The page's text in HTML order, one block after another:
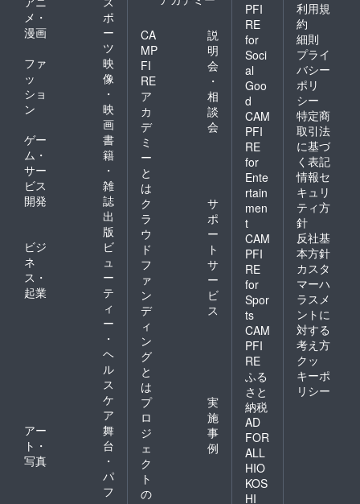
メ・
漫画
ポ
ー
ツ
ファ
ッ
ショ
ン
映
像
・
映
画
ゲー
ム・
サー
ビス
開発
書
籍
・
雑
誌
出
版
ビジ
ネ
ス・
起業
ビ
ュ
ー
テ
ィ
ー
・
ヘ
ル
ス
ケ
ア
アー
ト・
写真
舞
台
・
パ
フ
CA
MP
FI
RE
ア
カ
デ
ミ
ー
と
は
説
明
会
・
相
談
会
ク
ラ
ウ
ド
フ
ァ
ン
デ
ィ
ン
グ
と
は
サ
ポ
ー
ト
サ
ー
ビ
ス
プ
ロ
ジ
ェ
ク
ト
の
実
施
事
例
PFI
RE
for
Soci
al
Goo
d
CAM
PFI
RE
for
Ente
rtain
men
t
CAM
PFI
RE
for
Spor
ts
CAM
PFI
RE
ふる
さと
納税
AD
FOR
ALL
HIO
KOS
HI
利用規
約
細則
プライ
バシー
ポリ
シー
特定商
取引法
に基づ
く表記
情報セ
キュリ
ティ方
針
反社基
本方針
カスタ
マーハ
ラスメ
ントに
対する
考え方
クッ
キーポ
リシー